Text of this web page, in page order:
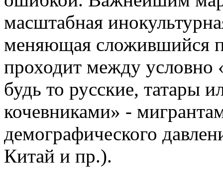
масштабная
меняющая сложившийся
проходит между условно
будь то русские, татары
кочевниками» -
демографического
Китай и пр.).